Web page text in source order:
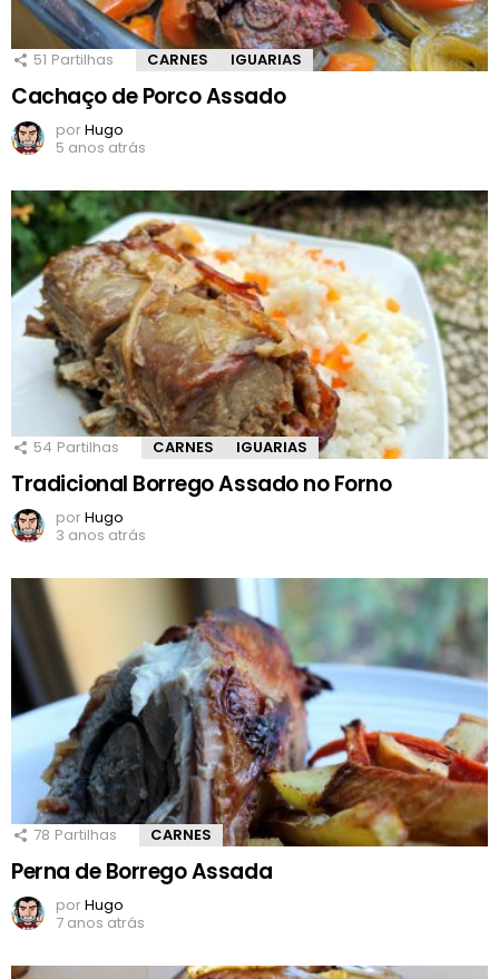
51 Partilhas CARNES IGUARIAS
Cachaço de Porco Assado
porHugo
5 anos atrás
54 Partilhas CARNES IGUARIAS
Tradicional Borrego Assado no Forno
porHugo
3 anos atrás
78 Partilhas CARNES
Perna de Borrego Assada
porHugo
7 anos atrás